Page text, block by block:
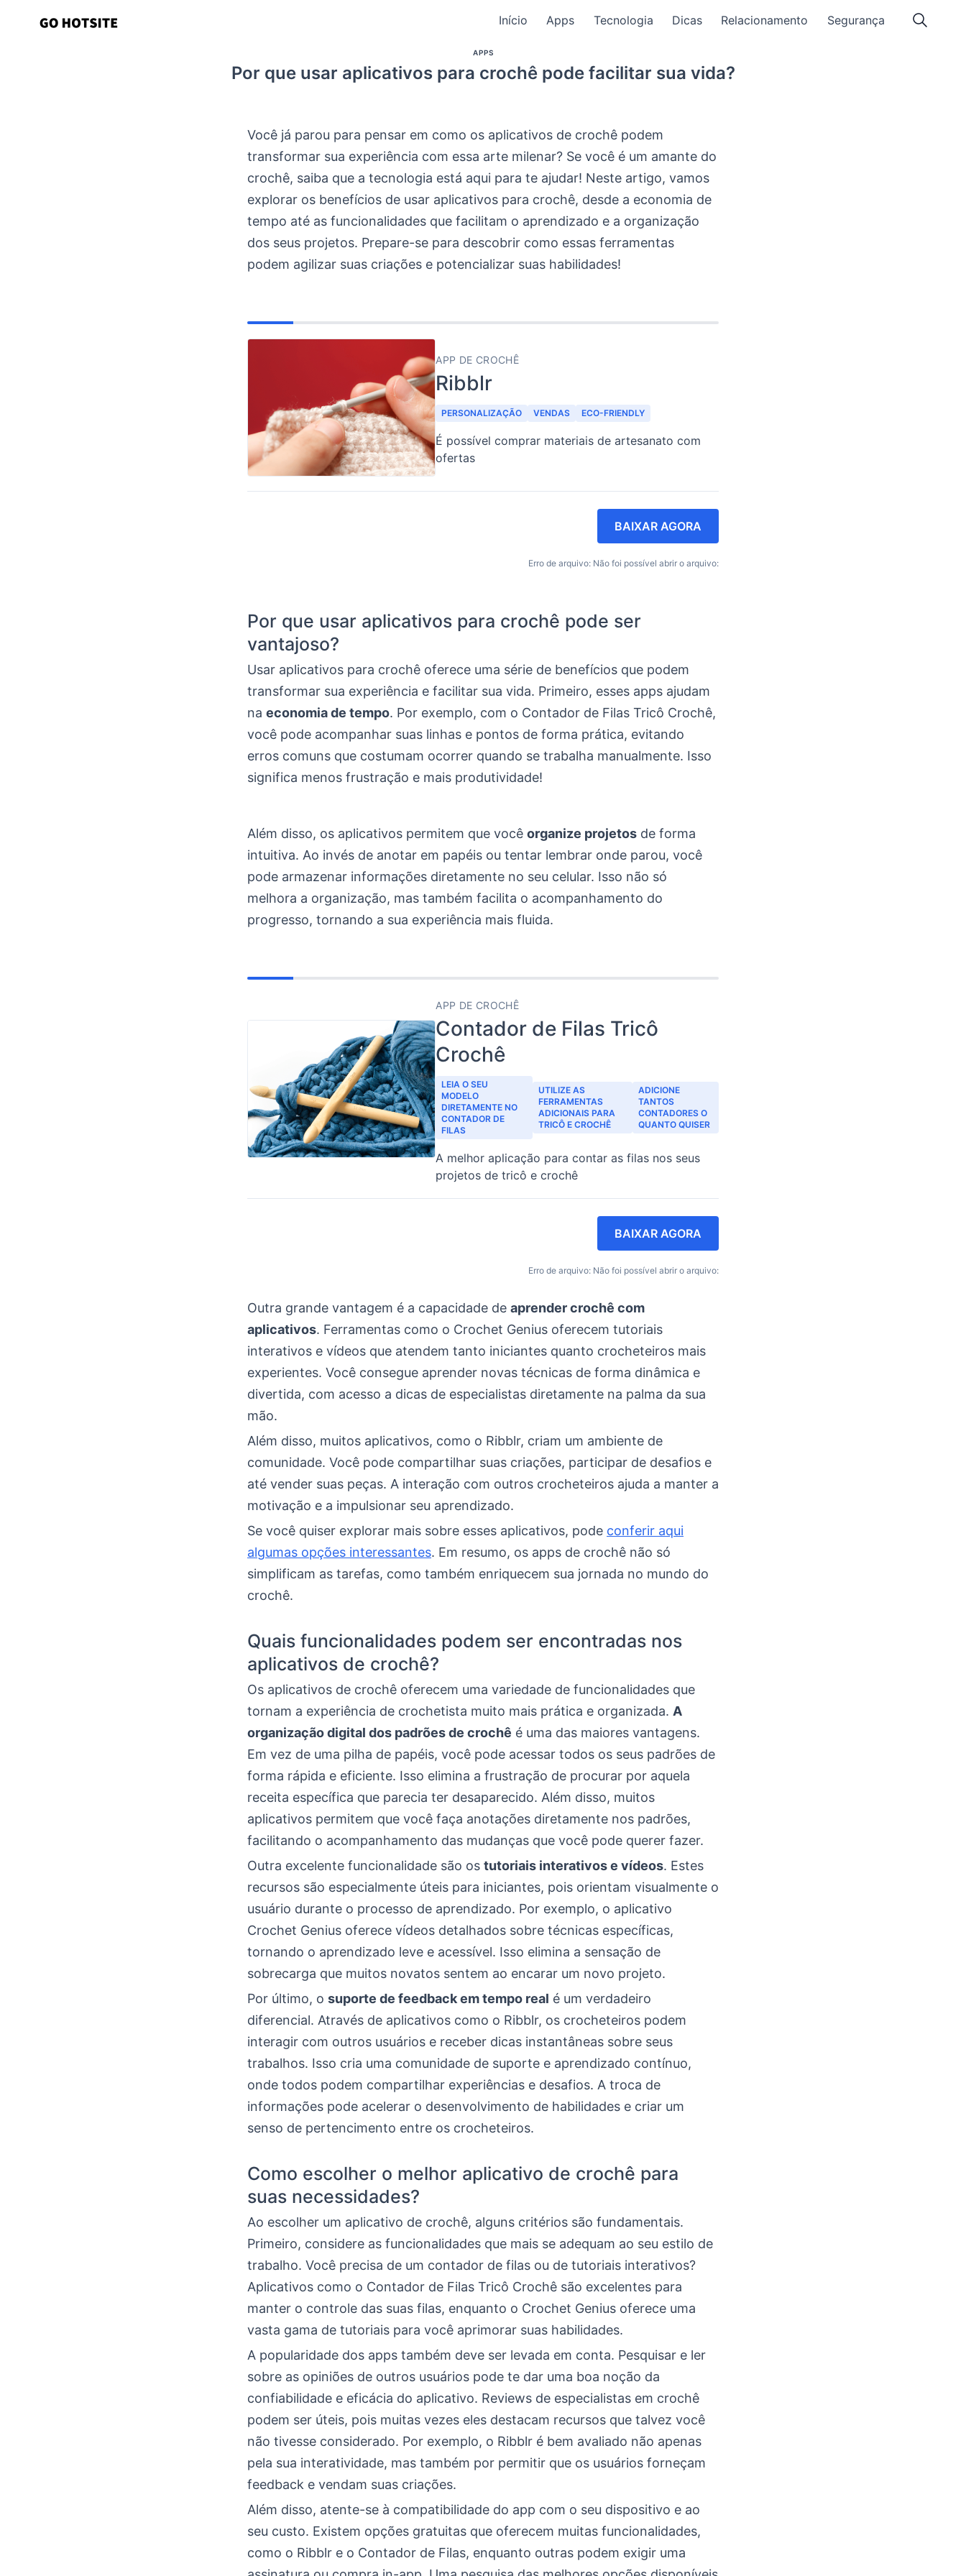
Início Apps Tecnologia Dicas Relacionamento Segurança
APPS
Por que usar aplicativos para crochê pode facilitar sua vida?
Você já parou para pensar em como os aplicativos de crochê podem
transformar sua experiência com essa arte milenar? Se você é um amante do
crochê, saiba que a tecnologia está aqui para te ajudar! Neste artigo, vamos
explorar os benefícios de usar aplicativos para crochê, desde a economia de
tempo até as funcionalidades que facilitam o aprendizado e a organização
dos seus projetos. Prepare-se para descobrir como essas ferramentas
podem agilizar suas criações e potencializar suas habilidades!
APP DE CROCHÊ
Ribblr
PERSONALIZAÇÃO VENDAS ECO-FRIENDLY
É possível comprar materiais de artesanato com
ofertas
BAIXAR AGORA
Erro de arquivo: Não foi possível abrir o arquivo:
Por que usar aplicativos para crochê pode ser
vantajoso?
Usar aplicativos para crochê oferece uma série de benefícios que podem
transformar sua experiência e facilitar sua vida. Primeiro, esses apps ajudam
na economia de tempo. Por exemplo, com o Contador de Filas Tricô Crochê,
você pode acompanhar suas linhas e pontos de forma prática, evitando
erros comuns que costumam ocorrer quando se trabalha manualmente. Isso
significa menos frustração e mais produtividade!
Além disso, os aplicativos permitem que você organize projetos de forma
intuitiva. Ao invés de anotar em papéis ou tentar lembrar onde parou, você
pode armazenar informações diretamente no seu celular. Isso não só
melhora a organização, mas também facilita o acompanhamento do
progresso, tornando a sua experiência mais fluida.
APP DE CROCHÊ
Contador de Filas Tricô
Crochê
LEIA O SEU
MODELO
DIRETAMENTE NO
CONTADOR DE
FILAS
UTILIZE AS
FERRAMENTAS
ADICIONAIS PARA
TRICÔ E CROCHÊ
ADICIONE
TANTOS
CONTADORES O
QUANTO QUISER
A melhor aplicação para contar as filas nos seus
projetos de tricô e crochê
BAIXAR AGORA
Erro de arquivo: Não foi possível abrir o arquivo:
Outra grande vantagem é a capacidade de aprender crochê com
aplicativos. Ferramentas como o Crochet Genius oferecem tutoriais
interativos e vídeos que atendem tanto iniciantes quanto crocheteiros mais
experientes. Você consegue aprender novas técnicas de forma dinâmica e
divertida, com acesso a dicas de especialistas diretamente na palma da sua
mão.
Além disso, muitos aplicativos, como o Ribblr, criam um ambiente de
comunidade. Você pode compartilhar suas criações, participar de desafios e
até vender suas peças. A interação com outros crocheteiros ajuda a manter a
motivação e a impulsionar seu aprendizado.
Se você quiser explorar mais sobre esses aplicativos, pode conferir aqui
algumas opções interessantes. Em resumo, os apps de crochê não só
simplificam as tarefas, como também enriquecem sua jornada no mundo do
crochê.
Quais funcionalidades podem ser encontradas nos
aplicativos de crochê?
Os aplicativos de crochê oferecem uma variedade de funcionalidades que
tornam a experiência de crochetista muito mais prática e organizada. A
organização digital dos padrões de crochê é uma das maiores vantagens.
Em vez de uma pilha de papéis, você pode acessar todos os seus padrões de
forma rápida e eficiente. Isso elimina a frustração de procurar por aquela
receita específica que parecia ter desaparecido. Além disso, muitos
aplicativos permitem que você faça anotações diretamente nos padrões,
facilitando o acompanhamento das mudanças que você pode querer fazer.
Outra excelente funcionalidade são os tutoriais interativos e vídeos. Estes
recursos são especialmente úteis para iniciantes, pois orientam visualmente o
usuário durante o processo de aprendizado. Por exemplo, o aplicativo
Crochet Genius oferece vídeos detalhados sobre técnicas específicas,
tornando o aprendizado leve e acessível. Isso elimina a sensação de
sobrecarga que muitos novatos sentem ao encarar um novo projeto.
Por último, o suporte de feedback em tempo real é um verdadeiro
diferencial. Através de aplicativos como o Ribblr, os crocheteiros podem
interagir com outros usuários e receber dicas instantâneas sobre seus
trabalhos. Isso cria uma comunidade de suporte e aprendizado contínuo,
onde todos podem compartilhar experiências e desafios. A troca de
informações pode acelerar o desenvolvimento de habilidades e criar um
senso de pertencimento entre os crocheteiros.
Como escolher o melhor aplicativo de crochê para
suas necessidades?
Ao escolher um aplicativo de crochê, alguns critérios são fundamentais.
Primeiro, considere as funcionalidades que mais se adequam ao seu estilo de
trabalho. Você precisa de um contador de filas ou de tutoriais interativos?
Aplicativos como o Contador de Filas Tricô Crochê são excelentes para
manter o controle das suas filas, enquanto o Crochet Genius oferece uma
vasta gama de tutoriais para você aprimorar suas habilidades.
A popularidade dos apps também deve ser levada em conta. Pesquisar e ler
sobre as opiniões de outros usuários pode te dar uma boa noção da
confiabilidade e eficácia do aplicativo. Reviews de especialistas em crochê
podem ser úteis, pois muitas vezes eles destacam recursos que talvez você
não tivesse considerado. Por exemplo, o Ribblr é bem avaliado não apenas
pela sua interatividade, mas também por permitir que os usuários forneçam
feedback e vendam suas criações.
Além disso, atente-se à compatibilidade do app com o seu dispositivo e ao
seu custo. Existem opções gratuitas que oferecem muitas funcionalidades,
como o Ribblr e o Contador de Filas, enquanto outras podem exigir uma